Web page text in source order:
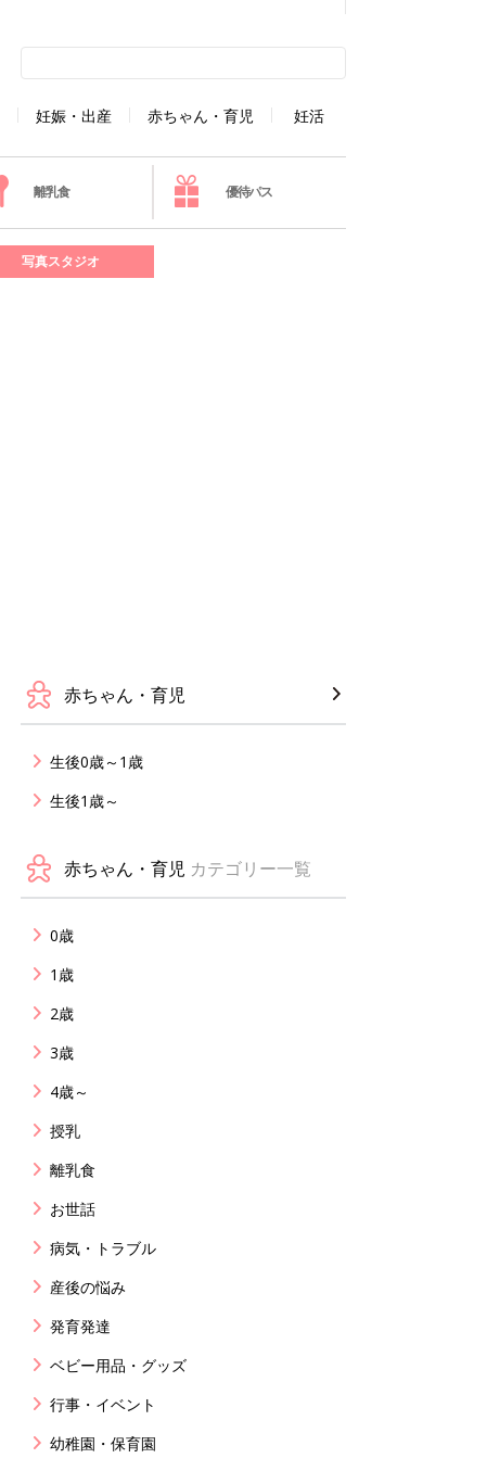
妊娠・出産 赤ちゃん・育児 妊活
離乳食 優待パス
写真スタジオ
赤ちゃん・育児
生後0歳～1歳
生後1歳～
赤ちゃん・育児 カテゴリー一覧
0歳
1歳
2歳
3歳
4歳～
授乳
離乳食
お世話
病気・トラブル
産後の悩み
発育発達
ベビー用品・グッズ
行事・イベント
幼稚園・保育園